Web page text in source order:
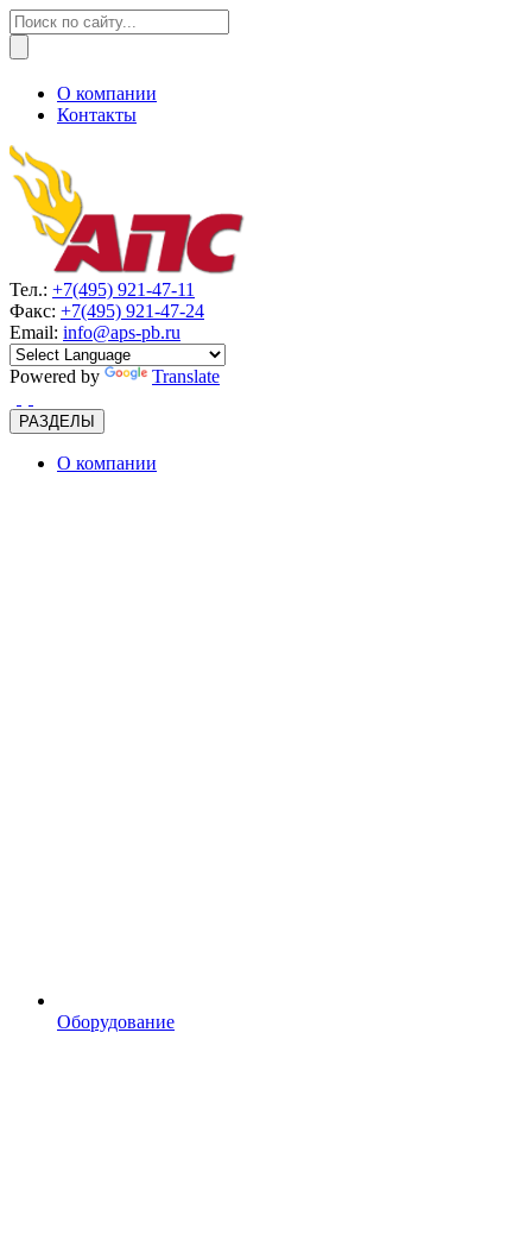
О компании
Контакты
Тел.: +7(495) 921-47-11
Факс: +7(495) 921-47-24
Email: info@aps-pb.ru
Powered by Translate
РАЗДЕЛЫ
О компании
Оборудование